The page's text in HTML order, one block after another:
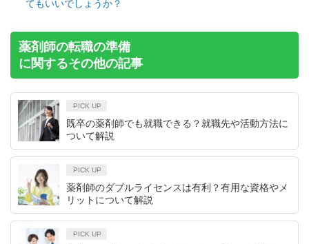
てもいいでしょうか？
薬剤師の転職の準備
に関するその他の記事
PICK UP
既卒の薬剤師でも就職できる？就職先や活動方法に
ついて解説
PICK UP
薬剤師のダブルライセンスは有利？有用な資格やメ
リットについて解説
PICK UP